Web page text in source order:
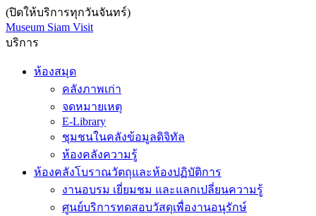
Museum Siam Visit
บริการ
คลังภาพเก่า
จดหมายเหตุ
E-Library
ชุมชนในคลังข้อมูลดิจิทัล
ห้องคลังความรู้
ห้องคลังโบราณวัตถุและห้องปฏิบัติการ
งานอบรม เยี่ยมชม และแลกเปลี่ยนความรู้
ศูนย์บริการทดสอบวัสดุเพื่องานอนุรักษ์
จดหมายข่าวงานอนุรักษ์และพิพิธภัณฑ์